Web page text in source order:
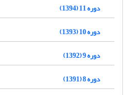
دوره 11 (1394)
دوره 10 (1393)
دوره 9 (1392)
دوره 8 (1391)